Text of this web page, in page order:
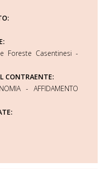
Foreste Casentinesi -
CONTRAENTE:
- AFFIDAMENTO